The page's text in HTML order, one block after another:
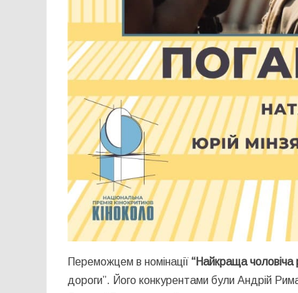
Переможцем в номінації“Найкраща чоловіча
дороги”. Його конкурентами були Андрій